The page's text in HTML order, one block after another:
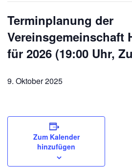
Terminplanung der
Vereinsgemeinschaft
für 2026 (19:00 Uhr,
9. Oktober 2025
Zum Kalender
hinzufügen